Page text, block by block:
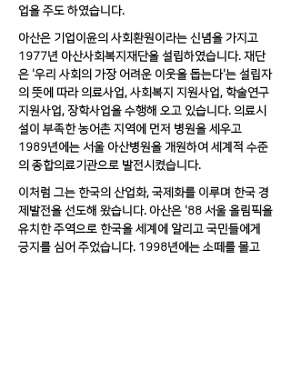
업을 주도 하였습니다.
아산은 기업이윤의 사회환원이라는 신념을 가지고
1977년 아산사회복지재단을 설립하였습니다. 재단
은 '우리 사회의 가장 어려운 이웃을 돕는다'는 설립자
의 뜻에 따라 의료사업, 사회복지 지원사업, 학술연구
지원사업, 장학사업을 수행해 오고 있습니다. 의료시
설이 부족한 농어촌 지역에 먼저 병원을 세우고
1989년에는 서울 아산병원을 개원하여 세계적 수준
의 종합의료기관으로 발전시켰습니다.
이처럼 그는 한국의 산업화, 국제화를 이루며 한국 경
제발전을 선도해 왔습니다. 아산은 '88 서울 올림픽을
유치한 주역으로 한국을 세계에 알리고 국민들에게
긍지를 심어 주었습니다. 1998년에는 소떼를 몰고